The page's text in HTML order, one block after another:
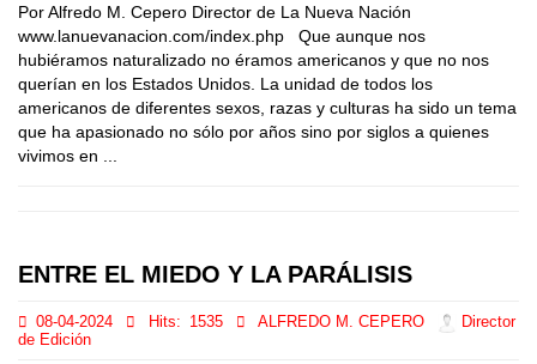
Por Alfredo M. Cepero Director de La Nueva Nación
www.lanuevanacion.com/index.php Que aunque nos
hubiéramos naturalizado no éramos americanos y que no nos
querían en los Estados Unidos. La unidad de todos los
americanos de diferentes sexos, razas y culturas ha sido un tema
que ha apasionado no sólo por años sino por siglos a quienes
vivimos en ...
ENTRE EL MIEDO Y LA PARÁLISIS
08-04-2024 Hits: 1535 ALFREDO M. CEPERO
Director
de Edición